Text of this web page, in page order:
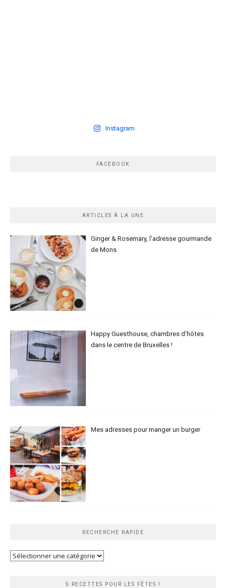
Instagram
FACEBOOK
ARTICLES À LA UNE
Ginger & Rosemary, l’adresse gourmande
de Mons
Happy Guesthouse, chambres d’hôtes
dans le centre de Bruxelles !
Mes adresses pour manger un burger
RECHERCHE RAPIDE
Recherche
5 RECETTES POUR LES FÊTES !